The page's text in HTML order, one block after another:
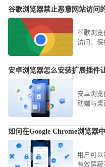
谷歌浏览器禁止恶意网站访问
谷歌浏
访问，保
安卓浏览器怎么安装扩展插件
安卓浏
动端与桌
如何在Google Chrome浏览器
用户可以
有效屏蔽